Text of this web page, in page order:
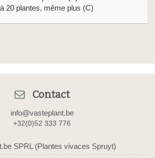
20 plantes, même plus (C)
Contact
info@vasteplant.be
+32(0)52 333 776
SPRL (Plantes vivaces Spruyt)